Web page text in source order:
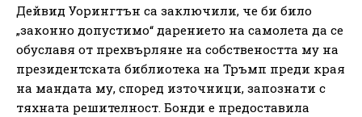
Дейвид Уорингтън са заключили, че би било
„законно допустимо“ дарението на самолета да се
обуславя от прехвърляне на собствеността му на
президентската библиотека на Тръмп преди края
на мандата му, според източници, запознати с
тяхната решителност. Бонди е предоставила